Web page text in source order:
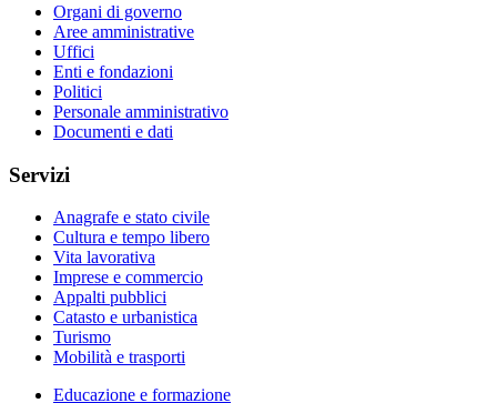
Organi di governo
Aree amministrative
Uffici
Enti e fondazioni
Politici
Personale amministrativo
Documenti e dati
Servizi
Anagrafe e stato civile
Cultura e tempo libero
Vita lavorativa
Imprese e commercio
Appalti pubblici
Catasto e urbanistica
Turismo
Mobilità e trasporti
Educazione e formazione